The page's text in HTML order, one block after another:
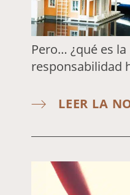
Pero… ¿qué es la
responsabilidad
LEER LA